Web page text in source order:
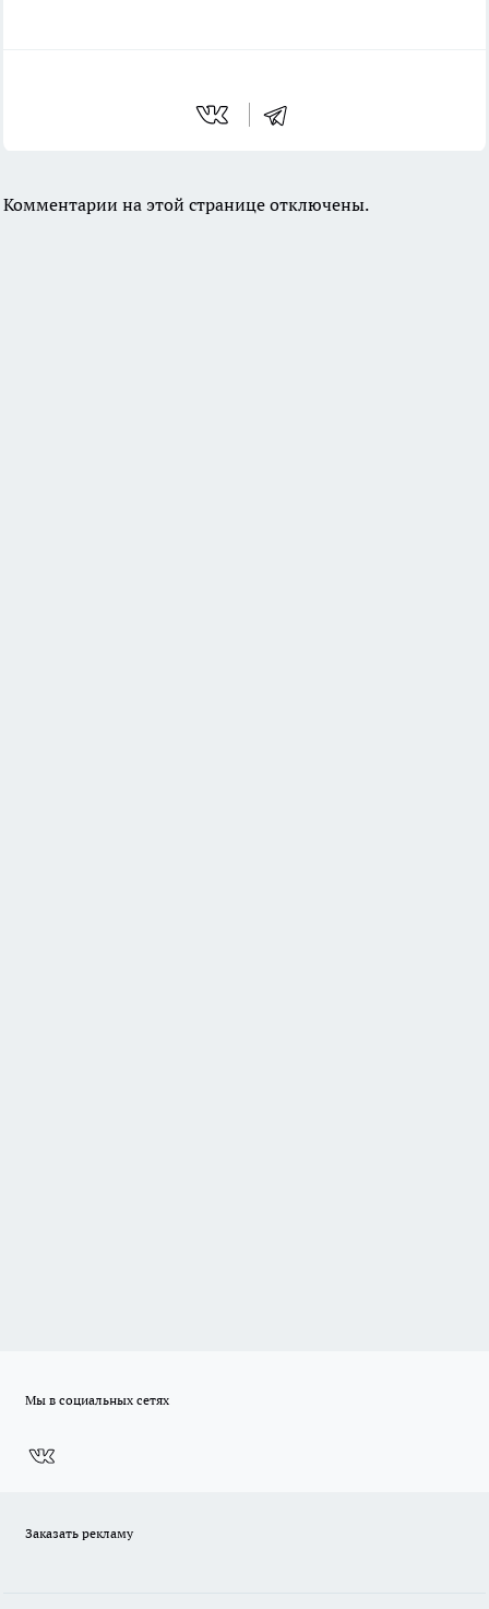
Комментарии на этой странице отключены.
Мы в социальных сетях
Заказать рекламу